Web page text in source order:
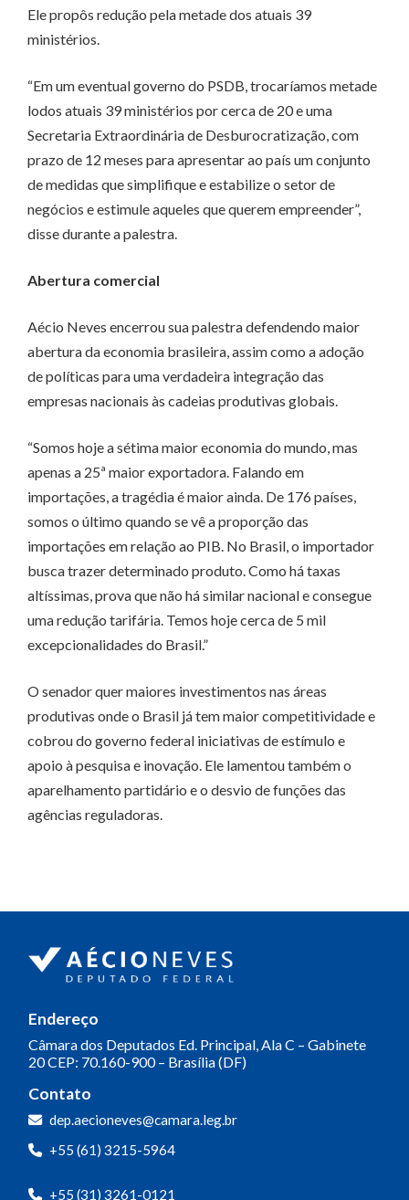
Ele propôs redução pela metade dos atuais 39
ministérios.
“Em um eventual governo do PSDB, trocaríamos metade
lodos atuais 39 ministérios por cerca de 20 e uma
Secretaria Extraordinária de Desburocratização, com
prazo de 12 meses para apresentar ao país um conjunto
de medidas que simplifique e estabilize o setor de
negócios e estimule aqueles que querem empreender”,
disse durante a palestra.
Abertura comercial
Aécio Neves encerrou sua palestra defendendo maior
abertura da economia brasileira, assim como a adoção
de políticas para uma verdadeira integração das
empresas nacionais às cadeias produtivas globais.
“Somos hoje a sétima maior economia do mundo, mas
apenas a 25ª maior exportadora. Falando em
importações, a tragédia é maior ainda. De 176 países,
somos o último quando se vê a proporção das
importações em relação ao PIB. No Brasil, o importador
busca trazer determinado produto. Como há taxas
altíssimas, prova que não há similar nacional e consegue
uma redução tarifária. Temos hoje cerca de 5 mil
excepcionalidades do Brasil.”
O senador quer maiores investimentos nas áreas
produtivas onde o Brasil já tem maior competitividade e
cobrou do governo federal iniciativas de estímulo e
apoio à pesquisa e inovação. Ele lamentou também o
aparelhamento partidário e o desvio de funções das
agências reguladoras.
Endereço
Câmara dos Deputados Ed. Principal, Ala C – Gabinete
20CEP: 70.160-900 – Brasília (DF)
Contato
dep.aecioneves@camara.leg.br
+55 (61) 3215-5964
+55 (31) 3261-0121